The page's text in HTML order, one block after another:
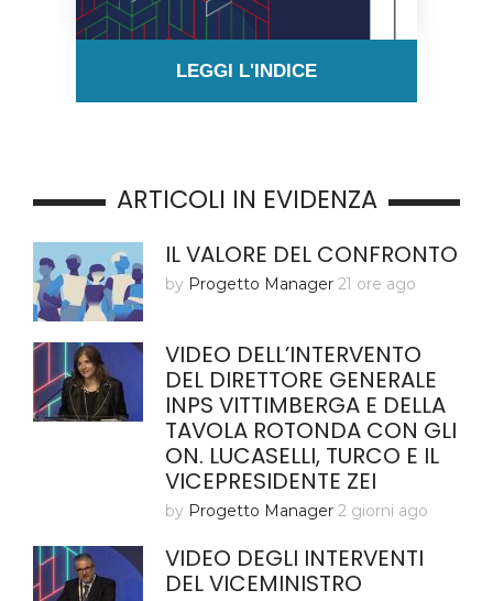
LEGGI L'INDICE
ARTICOLI IN EVIDENZA
IL VALORE DEL CONFRONTO
by Progetto Manager 21 ore ago
VIDEO DELL’INTERVENTO
DEL DIRETTORE GENERALE
INPS VITTIMBERGA E DELLA
TAVOLA ROTONDA CON GLI
ON. LUCASELLI, TURCO E IL
VICEPRESIDENTE ZEI
by Progetto Manager 2 giorni ago
VIDEO DEGLI INTERVENTI
DEL VICEMINISTRO